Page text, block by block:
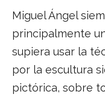
Miguel Ángel
principalmente
supiera usar la
por la escultura
pictórica, sobre